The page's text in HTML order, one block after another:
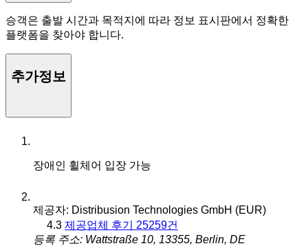
승객은 출발 시간과 목적지에 따라 정보 표시판에서 정확한
플랫폼을 찾아야 합니다.
추가정보
장애인 휠체어 입장 가능
제공자: Distribusion Technologies GmbH (EUR)
4.3 제공업체 후기 25259건
등록 주소: Wattstraße 10, 13355, Berlin, DE